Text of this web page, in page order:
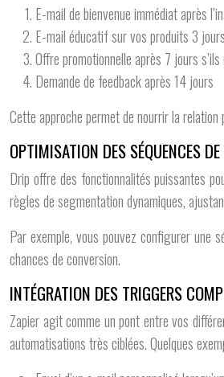
E-mail de bienvenue immédiat après
E-mail éducatif sur vos produits 3
Offre promotionnelle après 7 jours
Demande de feedback après 14 jours
Cette approche permet de nourrir la
OPTIMISATION DES SÉQUENCES
Drip offre des fonctionnalités puissantes
règles de segmentation dynamiques,
Par exemple, vous pouvez configurer une
chances de conversion.
INTÉGRATION DES TRIGGERS
Zapier agit comme un pont entre vos
automatisations très ciblées. Quelques